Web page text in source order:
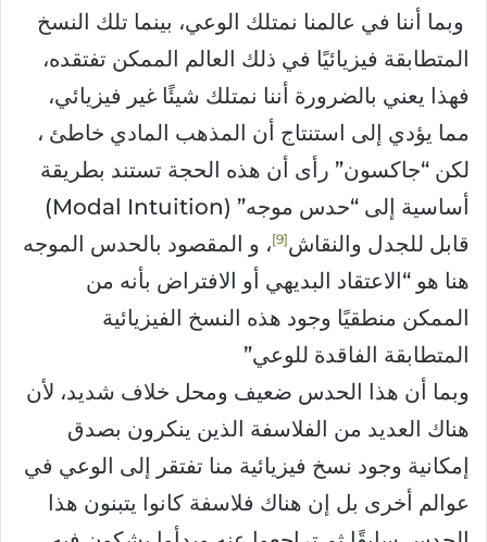
وبما أننا في عالمنا نمتلك الوعي، بينما تلك النسخ
المتطابقة فيزيائيًا في ذلك العالم الممكن تفتقده،
فهذا يعني بالضرورة أننا نمتلك شيئًا غير فيزيائي،
مما يؤدي إلى استنتاج أن المذهب المادي خاطئ ،
لكن “جاكسون” رأى أن هذه الحجة تستند بطريقة
أساسية إلى “حدس موجه” (Modal Intuition)
قابل للجدل والنقاش 9 ، و المقصود بالحدس الموجه
هنا هو “الاعتقاد البديهي أو الافتراض بأنه من
الممكن منطقيًا وجود هذه النسخ الفيزيائية
المتطابقة الفاقدة للوعي”
وبما أن هذا الحدس ضعيف ومحل خلاف شديد، لأن
هناك العديد من الفلاسفة الذين ينكرون بصدق
إمكانية وجود نسخ فيزيائية منا تفتقر إلى الوعي في
عوالم أخرى بل إن هناك فلاسفة كانوا يتبنون هذا